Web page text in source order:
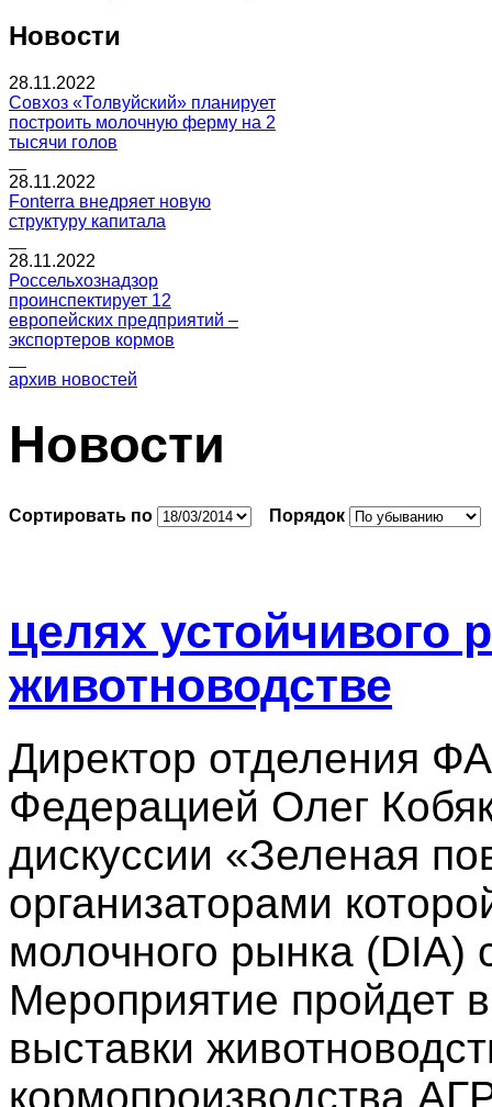
Новости
28.11.2022
Совхоз «Толвуйский» планирует
построить молочную ферму на 2
тысячи голов
28.11.2022
Fonterra внедряет новую
структуру капитала
28.11.2022
Россельхознадзор
проинспектирует 12
европейских предприятий –
экспортеров кормов
архив новостей
Новости
Сортировать по Порядок
целях устойчивого
животноводстве
Директор отделения
Федерацией Олег
дискуссии «Зеленая
организаторами
молочного рынка (DIA)
Мероприятие пройдет
выставки
кормопроизводства